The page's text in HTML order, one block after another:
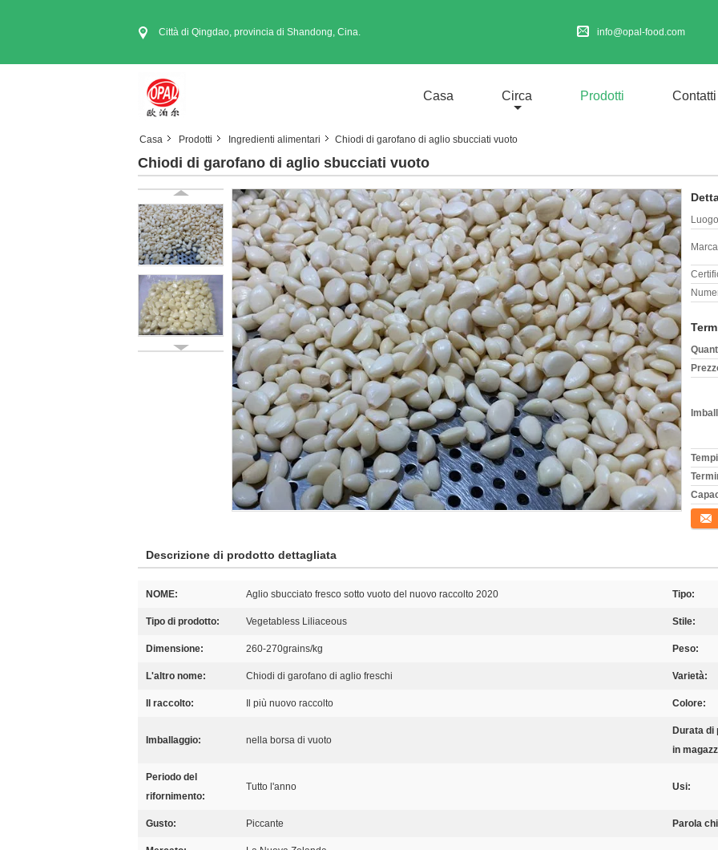
Città di Qingdao, provincia di Shandong, Cina. info@opal-food.com
Casa Circa Prodotti Contatti
Casa Prodotti Ingredienti alimentari Chiodi di garofano di aglio sbucciati vuoto
Chiodi di garofano di aglio sbucciati vuoto
Descrizione di prodotto dettagliata
NOME: Aglio sbucciato fresco sotto vuoto del nuovo raccolto 2020 Tipo:
Tipo di prodotto: Vegetabless Liliaceous Stile:
Dimensione: 260-270grains/kg Peso:
L'altro nome: Chiodi di garofano di aglio freschi Varietà:
Il raccolto: Il più nuovo raccolto Colore:
Imballaggio: nella borsa di vuoto
Durata di
in
Periodo del
rifornimento:
Tutto l'anno Usi:
Gusto: Piccante Parola